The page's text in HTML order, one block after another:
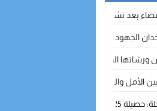
بعد نشر معطيات مضللة
الجهود لتطوير الممارسة الكروية بجهة
ورشاتها الدولية: تكوين متخصص في التراث
الأمل والقلق ؟
“دار البحار”